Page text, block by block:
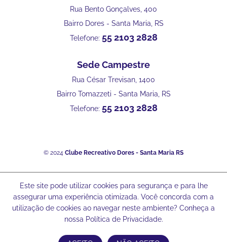
Rua Bento Gonçalves, 400
Bairro Dores - Santa Maria, RS
Telefone: 55 2103 2828
Sede Campestre
Rua César Trevisan, 1400
Bairro Tomazzeti - Santa Maria, RS
Telefone: 55 2103 2828
© 2024 Clube Recreativo Dores - Santa Maria RS
Este site pode utilizar cookies para segurança e para lhe
assegurar uma experiência otimizada. Você concorda com a
utilização de cookies ao navegar neste ambiente? Conheça a
nossa Política de Privacidade.